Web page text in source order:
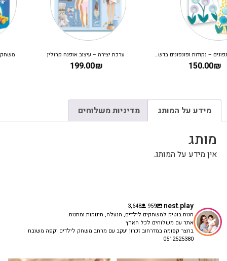
ערכת יצירה – עיצוב אופנה קרולין
₪
משחק קופסא לילדים – קריסטלים בחלל
₪
מידע על המותג מדיניות משלוחים
מותג
אין מידע על המותג.
nest.play
959
3,648
חנות בוטיק למשחקים לילדים, הנעלה, תינוקות ומתנות.
אתר עם משלוחים לכל הארץ
בחצר קסומה במדרחוב זכרון יעקב עם מרחב משחק לילדים וקפה משובח
0512525380